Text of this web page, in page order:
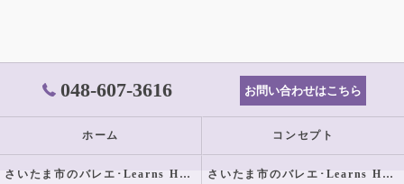
048-607-3616 お問い合わせはこちら
ホーム コンセプト
さいたま市のバレエ･Learns Happilyの口コミ情報 さいたま市のバレエ･Learns Happilyの評判